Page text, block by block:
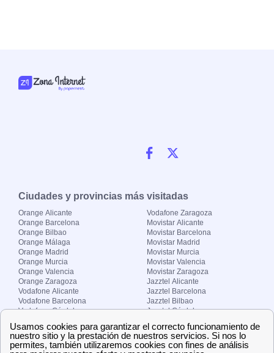
Ciudades y provincias más visitadas
Orange Alicante
Orange Barcelona
Orange Bilbao
Orange Málaga
Orange Madrid
Orange Murcia
Orange Valencia
Orange Zaragoza
Vodafone Alicante
Vodafone Barcelona
Vodafone Córdoba
Vodafone Madrid
Vodafone Murcia
Vodafone Valencia
Vodafone Zaragoza
Movistar Alicante
Movistar Barcelona
Movistar Madrid
Movistar Murcia
Movistar Valencia
Movistar Zaragoza
Jazztel Alicante
Jazztel Barcelona
Jazztel Bilbao
Jazztel Córdoba
Jazztel Málaga
Jazztel Valencia
Jazztel Zaragoza